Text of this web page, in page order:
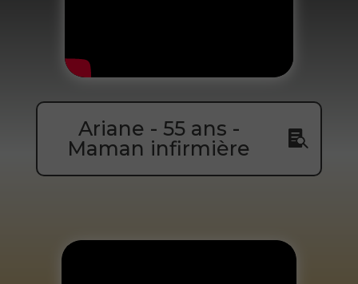
Ariane - 55 ans -
Maman infirmière